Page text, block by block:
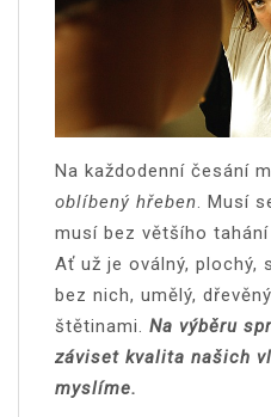
Na každodenní česání
oblíbený hřeben. Musí
musí bez většího
Ať už je oválný, plochý,
bez nich, umělý,
štětinami. Na výběru
záviset kvalita našich
myslíme.